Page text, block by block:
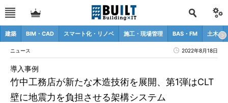
建築 BIM・CAD スマート化・リノベ 施工・現場管理 BAS・FM 土木
ニュース 2022年8月18日
竹中工務店が新たな木造技術を展開、第1弾はCLT
壁に地震力を負担させる架構システム
導入事例